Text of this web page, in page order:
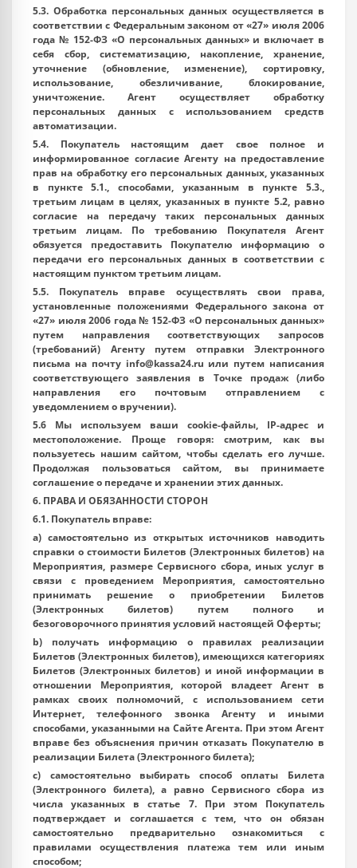
5.3. Обработка персональных данных осуществляется в
соответствии с Федеральным законом от «27» июля 2006
года № 152-ФЗ «О персональных данных» и включает в
себя сбор, систематизацию, накопление, хранение,
уточнение (обновление, изменение), сортировку,
использование, обезличивание, блокирование,
уничтожение. Агент осуществляет обработку
персональных данных с использованием средств
автоматизации.
5.4. Покупатель настоящим дает свое полное и
информированное согласие Агенту на предоставление
прав на обработку его персональных данных, указанных
в пункте 5.1., способами, указанным в пункте 5.3.,
третьим лицам в целях, указанных в пункте 5.2, равно
согласие на передачу таких персональных данных
третьим лицам. По требованию Покупателя Агент
обязуется предоставить Покупателю информацию о
передачи его персональных данных в соответствии с
настоящим пунктом третьим лицам.
5.5. Покупатель вправе осуществлять свои права,
установленные положениями Федерального закона от
«27» июля 2006 года № 152-ФЗ «О персональных данных»
путем направления соответствующих запросов
(требований) Агенту путем отправки Электронного
письма на почту info@kassa24.ru или путем написания
соответствующего заявления в Точке продаж (либо
направления его почтовым отправлением с
уведомлением о вручении).
5.6 Мы используем ваши cookie-файлы, IP-адрес и
местоположение. Проще говоря: смотрим, как вы
пользуетесь нашим сайтом, чтобы сделать его лучше.
Продолжая пользоваться сайтом, вы принимаете
соглашение о передаче и хранении этих данных.
6. ПРАВА И ОБЯЗАННОСТИ СТОРОН
6.1. Покупатель вправе:
a) самостоятельно из открытых источников наводить
справки о стоимости Билетов (Электронных билетов) на
Мероприятия, размере Сервисного сбора, иных услуг в
связи с проведением Мероприятия, самостоятельно
принимать решение о приобретении Билетов
(Электронных билетов) путем полного и
безоговорочного принятия условий настоящей Оферты;
b) получать информацию о правилах реализации
Билетов (Электронных билетов), имеющихся категориях
Билетов (Электронных билетов) и иной информации в
отношении Мероприятия, которой владеет Агент в
рамках своих полномочий, с использованием сети
Интернет, телефонного звонка Агенту и иными
способами, указанными на Сайте Агента. При этом Агент
вправе без объяснения причин отказать Покупателю в
реализации Билета (Электронного билета);
c) самостоятельно выбирать способ оплаты Билета
(Электронного билета), а равно Сервисного сбора из
числа указанных в статье 7. При этом Покупатель
подтверждает и соглашается с тем, что он обязан
самостоятельно предварительно ознакомиться с
правилами осуществления платежа тем или иным
способом;